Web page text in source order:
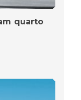
quarto